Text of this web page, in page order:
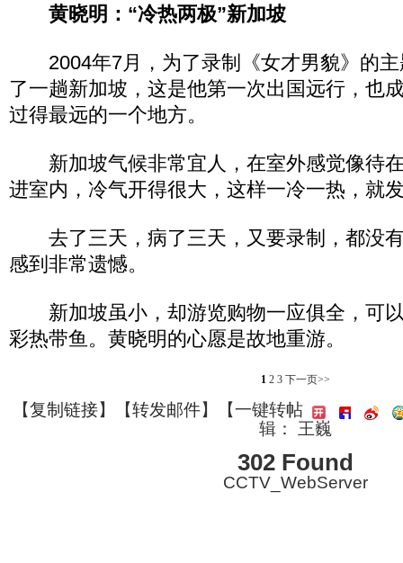
黄晓明：“冷热两极”新加坡
2004年7月，为了录制《女才男貌》的主
了一趟新加坡，这是他第一次出国远行，也
过得最远的一个地方。
新加坡气候非常宜人，在室外感觉像待
进室内，冷气开得很大，这样一冷一热，就
去了三天，病了三天，又要录制，都没
感到非常遗憾。
新加坡虽小，却游览购物一应俱全，可
彩热带鱼。黄晓明的心愿是故地重游。
1 2 3 下一页>>
【复制链接】【转发邮件】
【一键转帖
辑： 王巍
302 Found
CCTV_WebServer